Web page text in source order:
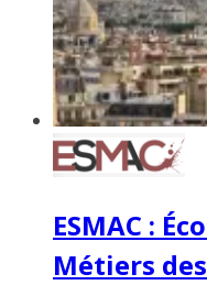
ESMAC :
Métiers